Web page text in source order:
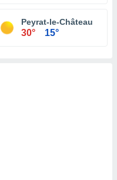
Peyrat-le-Château
30° 15°